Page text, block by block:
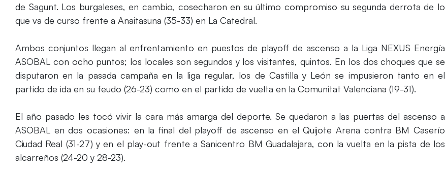
de Sagunt. Los burgaleses, en cambio, cosecharon en su último compromiso su segunda derrota de lo
que va de curso frente a Anaitasuna (35-33) en La Catedral.
Ambos conjuntos llegan al enfrentamiento en puestos de playoff de ascenso a la Liga NEXUS Energía
ASOBAL con ocho puntos; los locales son segundos y los visitantes, quintos. En los dos choques que se
disputaron en la pasada campaña en la liga regular, los de Castilla y León se impusieron tanto en el
partido de ida en su feudo (26-23) como en el partido de vuelta en la Comunitat Valenciana (19-31).
El año pasado les tocó vivir la cara más amarga del deporte. Se quedaron a las puertas del ascenso a
ASOBAL en dos ocasiones: en la final del playoff de ascenso en el Quijote Arena contra BM Caserío
Ciudad Real (31-27) y en el play-out frente a Sanicentro BM Guadalajara, con la vuelta en la pista de los
alcarreños (24-20 y 28-23).